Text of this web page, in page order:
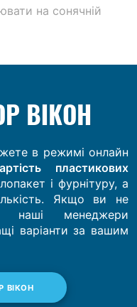
на сонячній
ВІКОН
в режимі онлайн
пластикових
і фурнітуру, а
Якщо ви не
наші менеджери
варіанти за вашим
ВІКОН